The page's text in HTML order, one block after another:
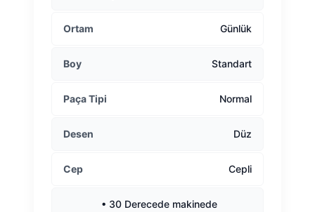
Ortam Günlük
Boy Standart
Paça Tipi Normal
Desen Düz
Cep Cepli
• 30 Derecede makinede